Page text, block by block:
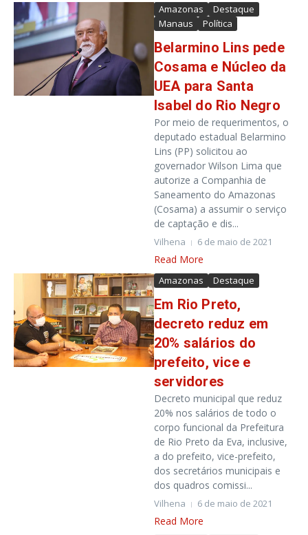
Amazonas
Destaque
Manaus
Política
Belarmino Lins pede
Cosama e Núcleo da
UEA para Santa
Isabel do Rio Negro
Por meio de requerimentos, o
deputado estadual Belarmino
Lins (PP) solicitou ao
governador Wilson Lima que
autorize a Companhia de
Saneamento do Amazonas
(Cosama) a assumir o serviço
de captação e dis...
Vilhena 6 de maio de 2021
Read More
Amazonas Destaque
Em Rio Preto,
decreto reduz em
20% salários do
prefeito, vice e
servidores
Decreto municipal que reduz
20% nos salários de todo o
corpo funcional da Prefeitura
de Rio Preto da Eva, inclusive,
a do prefeito, vice-prefeito,
dos secretários municipais e
dos quadros comissi...
Vilhena 6 de maio de 2021
Read More